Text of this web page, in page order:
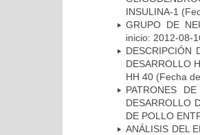
INSULINA-1
GRUPO DE
inicio: 2012-08-
DESCRIPCIÓN
DESARROLLO
HH 40 (Fecha
PATRONES
DESARROLLO
DE POLLO
ANÁLISIS DEL